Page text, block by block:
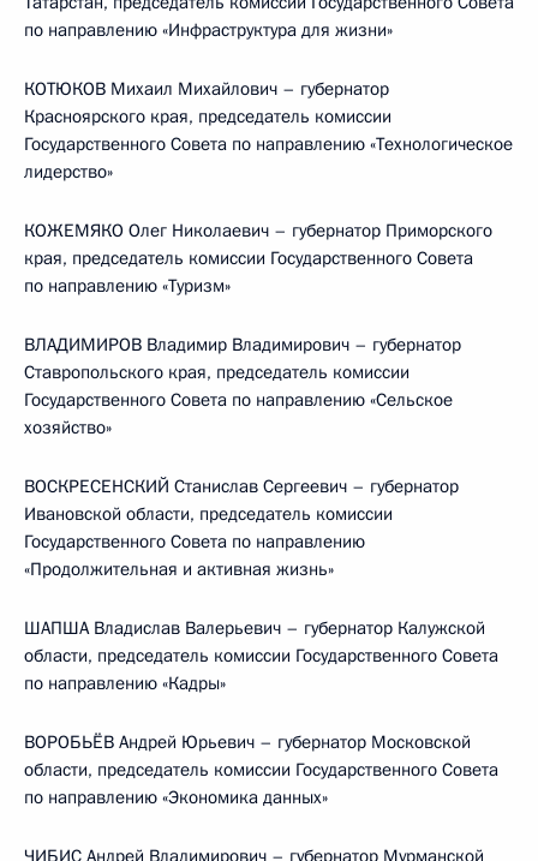
по направлению «Инфраструктура для жизни»
КОТЮКОВ Михаил Михайлович – губернатор
Красноярского края, председатель комиссии
Государственного Совета по направлению «Технологическое
лидерство»
КОЖЕМЯКО Олег Николаевич – губернатор Приморского
края, председатель комиссии Государственного Совета
по направлению «Туризм»
ВЛАДИМИРОВ Владимир Владимирович – губернатор
Ставропольского края, председатель комиссии
Государственного Совета по направлению «Сельское
хозяйство»
ВОСКРЕСЕНСКИЙ Станислав Сергеевич – губернатор
Ивановской области, председатель комиссии
Государственного Совета по направлению
«Продолжительная и активная жизнь»
ШАПША Владислав Валерьевич – губернатор Калужской
области, председатель комиссии Государственного Совета
по направлению «Кадры»
ВОРОБЬЁВ Андрей Юрьевич – губернатор Московской
области, председатель комиссии Государственного Совета
по направлению «Экономика данных»
ЧИБИС Андрей Владимирович – губернатор Мурманской